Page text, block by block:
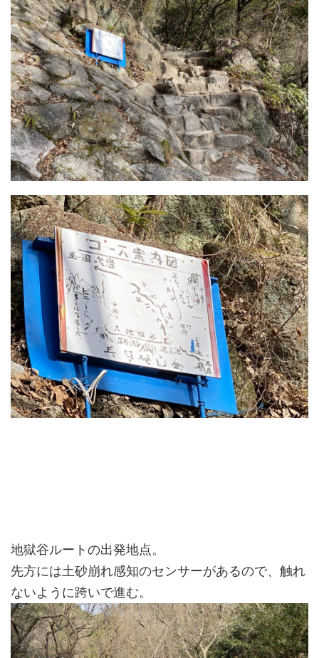
地獄谷ルートの出発地点。
先方には土砂崩れ感知のセンサーがあるので、触れ
ないように跨いで進む。